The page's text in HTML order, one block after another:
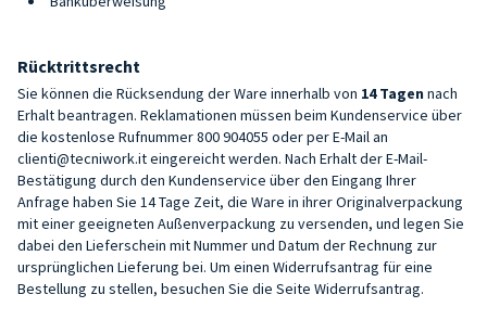
Rücktrittsrecht
Sie können die Rücksendung der Ware innerhalb von 14 Tagen nach
Erhalt beantragen. Reklamationen müssen beim Kundenservice über
die kostenlose Rufnummer800 904055 oder per E-Mail an
clienti@tecniwork.iteingereicht werden. Nach Erhalt der E-Mail-
Bestätigung durch den Kundenservice über den Eingang Ihrer
Anfrage haben Sie 14 Tage Zeit, die Ware in ihrer Originalverpackung
mit einer geeigneten Außenverpackung zu versenden, und legen Sie
dabei den Lieferschein mit Nummer und Datum der Rechnung zur
ursprünglichen Lieferung bei. Um einen Widerrufsantrag für eine
Bestellung zu stellen, besuchen Sie die Seite Widerrufsantrag.